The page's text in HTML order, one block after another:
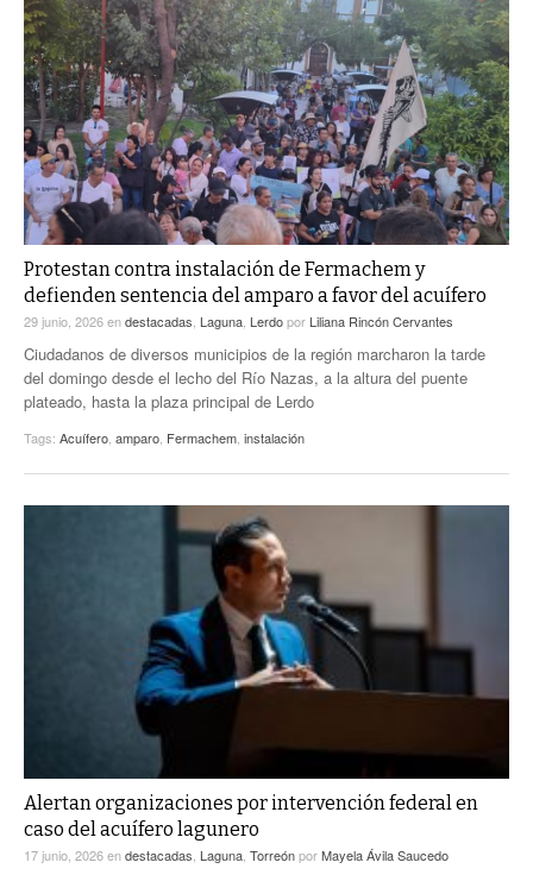
EXA
EL EXACTO
EXA INFORMA
GLOBO
CONTEXTOS
TRAYECTO LAGUNA
A MEDIA MAÑANA
A TODA LEY
DIÁLOGOS CON LA HISTORIA
TWEETS AND BEATS
LA MEJOR 97.1 ESTÉREO GALLITO
ACTUALIDADES GREM
PULSO
LA MEJOR INFORMACIÓN
COLABORADORES
PC29
ACTUALIDADES GREM
Protestan contra instalación de Fermachem y
defienden sentencia del amparo a favor del acuífero
29 junio, 2026endestacadas Laguna Lerdopor Liliana Rincón Cervantes
Ciudadanos de diversos municipios de la región marcharon la tarde
del domingo desde el lecho del Río Nazas, a la altura del puente
plateado, hasta la plaza principal de Lerdo
Tags: Acuífero amparo Fermachem instalación
Alertan organizaciones por intervención federal en
caso del acuífero lagunero
17 junio, 2026endestacadas Laguna TorreónporMayela Ávila Saucedo